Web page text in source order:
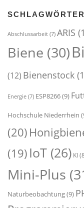
SCHLAGWÖRTER
Abschlussarbeit (7) ARIS
Biene (30)
(12) Bienenstock
Energie (7) ESP8266(9)
Hochschule Niederrhein
(20)
(19) IoT (26) KI
Mini-Plus
Naturbeobachtung(9)